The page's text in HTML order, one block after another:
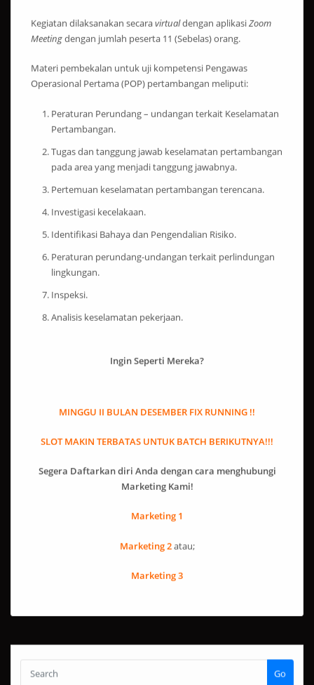
Kegiatan dilaksanakan secaravirtualdengan aplikasiZoom
Meetingdengan jumlah peserta 11 (Sebelas) orang.
Materi pembekalan untuk uji kompetensi Pengawas
Operasional Pertama (POP) pertambangan meliputi:
Peraturan Perundang – undangan terkait Keselamatan
Pertambangan.
Tugas dan tanggung jawab keselamatan pertambangan
pada area yang menjadi tanggung jawabnya.
Pertemuan keselamatan pertambangan terencana.
Investigasi kecelakaan.
Identifikasi Bahaya dan Pengendalian Risiko.
Peraturan perundang-undangan terkait perlindungan
lingkungan.
Inspeksi.
Analisis keselamatan pekerjaan.
Ingin Seperti Mereka?
MINGGU II BULAN DESEMBER FIX RUNNING !!
SLOT MAKIN TERBATAS UNTUK BATCH BERIKUTNYA!!!
Segera Daftarkan diri Anda dengan cara menghubungi
Marketing Kami!
Marketing 1
Marketing 2atau;
Marketing 3
Go